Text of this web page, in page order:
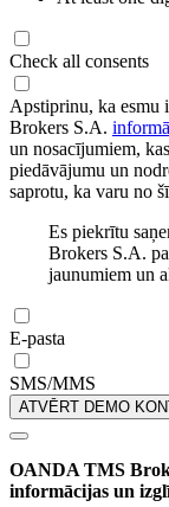
Check all consents
Apstiprinu, ka
Brokers S.A.
un nosacījumiem,
piedāvājumu un
saprotu, ka varu no
Es piekrītu
Brokers S.A.
jaunumiem un
E-pasta
SMS/MMS
ATVĒRT DEMO
OANDA TMS
informācijas un